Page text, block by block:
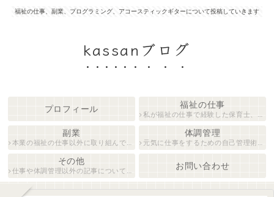
福祉の仕事、副業、プログラミング、アコースティックギターについて投稿していきます
kassanブログ
プロフィール 福祉の仕事
私が福祉の仕事で経験した保育士、障がい者生活支援員について紹介します。
副業
本業の福祉の仕事以外に取り組んでいる仕事について紹介します。
体調管理
元気に仕事をするための自己管理術について説明します。
その他
仕事や体調管理以外の記事について執筆しています。
お問い合わせ